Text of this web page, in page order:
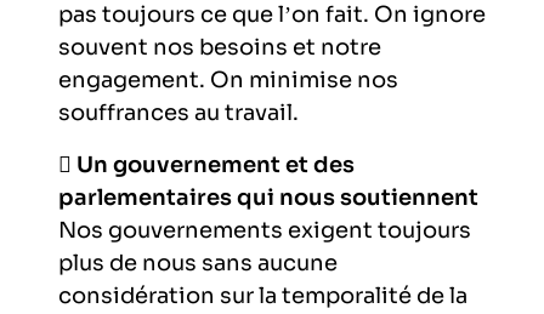
pas toujours ce que l’on fait. On ignore
souvent nos besoins et notre
engagement. On minimise nos
souffrances au travail.
 Un gouvernement et des
parlementaires qui nous soutiennent
Nos gouvernements exigent toujours
plus de nous sans aucune
considération sur la temporalité de la